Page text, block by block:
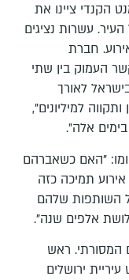
הקנדי ציינו את
של העיר. עשרות נציגים
חברת
העמוק בין שתי
לאורך
למיליונים",
אלה".
"האם כשאברהם
אירוע תמיכה כזה
השותפות שלהם
אלפים שנה".
המסורתי. ראש
ירושלים